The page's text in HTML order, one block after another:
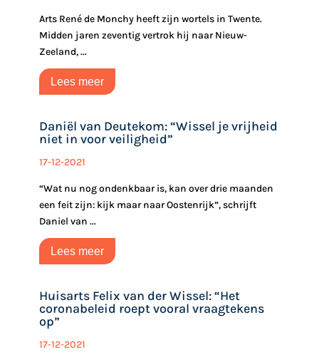
Arts René de Monchy heeft zijn wortels in Twente.
Midden jaren zeventig vertrok hij naar Nieuw-
Zeeland, ...
Lees meer
Daniël van Deutekom: “Wissel je vrijheid
niet in voor veiligheid”
17-12-2021
“Wat nu nog ondenkbaar is, kan over drie maanden
een feit zijn: kijk maar naar Oostenrijk”, schrijft
Daniel van ...
Lees meer
Huisarts Felix van der Wissel: “Het
coronabeleid roept vooral vraagtekens
op”
17-12-2021